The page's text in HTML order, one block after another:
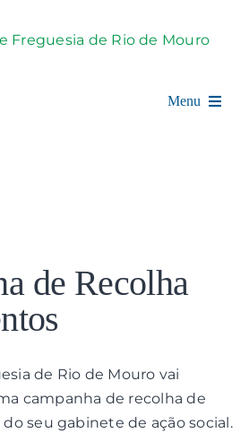
Menu
Balcão Digital
Espaço Cultural
de Recolha
de Rio de Mouro vai
campanha de recolha de
seu gabinete de ação social.